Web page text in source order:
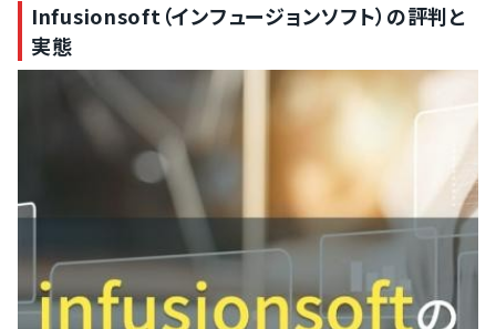
Infusionsoft（インフュージョンソフト）の評判と
実態